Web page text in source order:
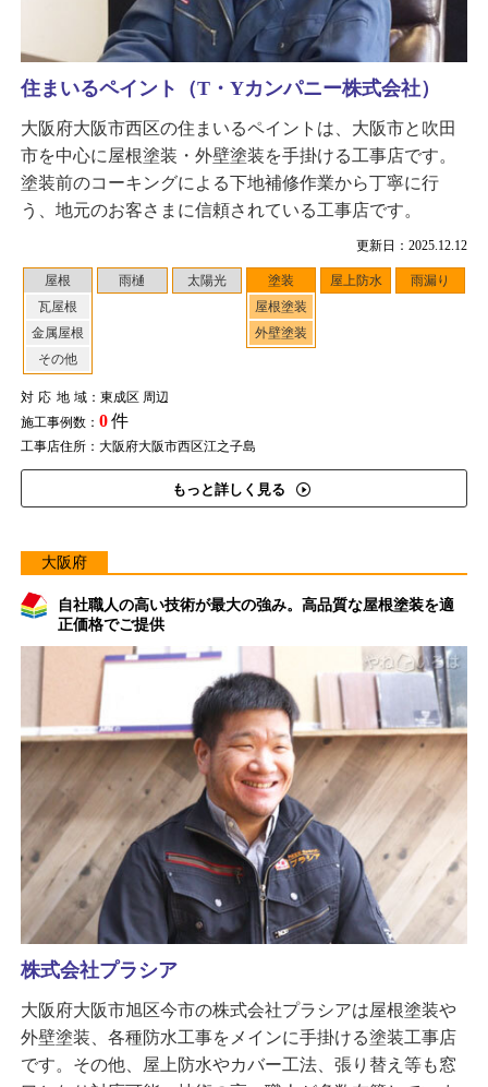
更新日：2025.12.12
屋根
瓦屋根
金属屋根
その他
雨樋 太陽光
塗装
屋根塗装
外壁塗装
屋上防水 雨漏り
対応地域：東成区 周辺
施工事例数： 0件
工事店住所：大阪府大阪市西区江之子島
もっと詳しく見る
住まいるペイント（T・Yカンパニー株式会社）
大阪府大阪市西区の住まいるペイントは、大阪市と吹田
市を中心に屋根塗装・外壁塗装を手掛ける工事店です。
塗装前のコーキングによる下地補修作業から丁寧に行
う、地元のお客さまに信頼されている工事店です。
大阪府
自社職人の高い技術が最大の強み。高品質な屋根塗装を適
正価格でご提供
株式会社プラシア
大阪府大阪市旭区今市の株式会社プラシアは屋根塗装や
外壁塗装、各種防水工事をメインに手掛ける塗装工事店
です。その他、屋上防水やカバー工法、張り替え等も窓